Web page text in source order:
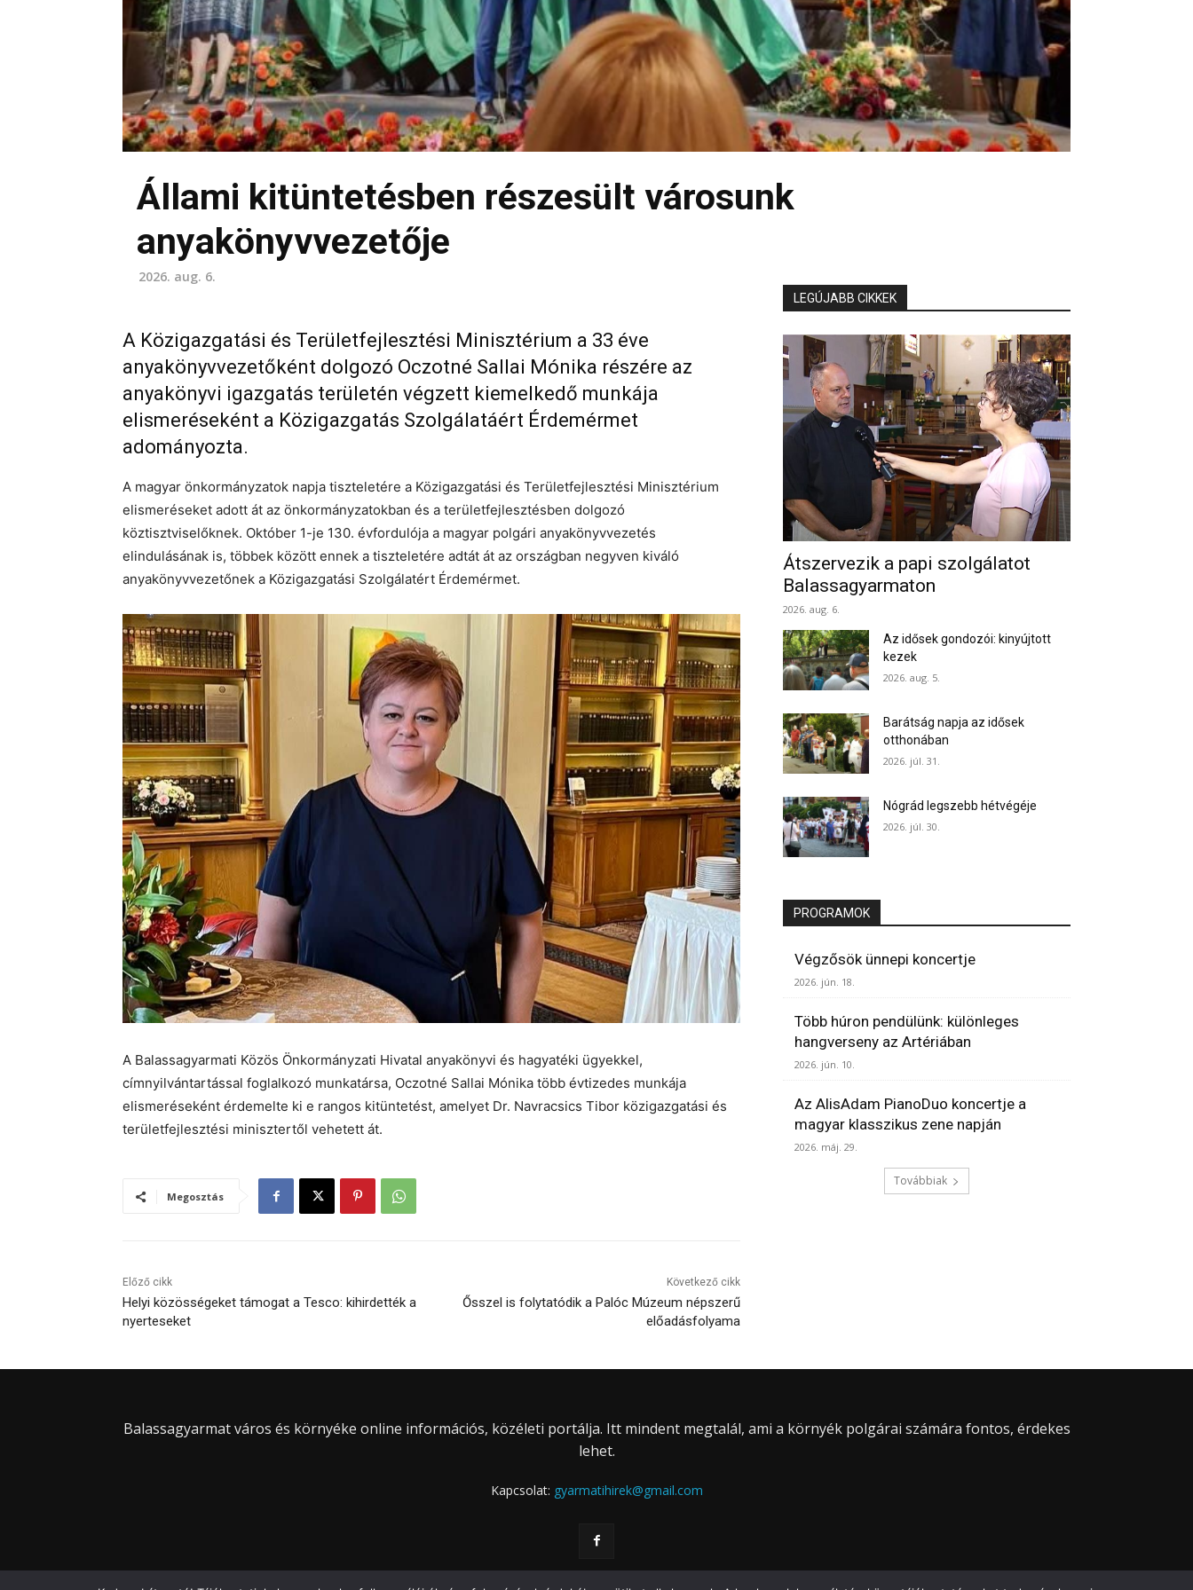
Állami kitüntetésben részesült városunk
anyakönyvvezetője
2026. aug. 6.
A Közigazgatási és Területfejlesztési Minisztérium a 33 éve
anyakönyvvezetőként dolgozó Oczotné Sallai Mónika részére az
anyakönyvi igazgatás területén végzett kiemelkedő munkája
elismeréseként a Közigazgatás Szolgálatáért Érdemérmet
adományozta.
A magyar önkormányzatok napja tiszteletére a Közigazgatási és Területfejlesztési Minisztérium
elismeréseket adott át az önkormányzatokban és a területfejlesztésben dolgozó
köztisztviselőknek. Október 1-je 130. évfordulója a magyar polgári anyakönyvvezetés
elindulásának is, többek között ennek a tiszteletére adtát át az országban negyven kiváló
anyakönyvvezetőnek a Közigazgatási Szolgálatért Érdemérmet.
A Balassagyarmati Közös Önkormányzati Hivatal anyakönyvi és hagyatéki ügyekkel,
címnyilvántartással foglalkozó munkatársa, Oczotné Sallai Mónika több évtizedes munkája
elismeréseként érdemelte ki e rangos kitüntetést, amelyet Dr. Navracsics Tibor közigazgatási és
területfejlesztési minisztertől vehetett át.
Megosztás
Előző cikk
Helyi közösségeket támogat a Tesco: kihirdették a
nyerteseket
Következő cikk
Ősszel is folytatódik a Palóc Múzeum népszerű
előadásfolyama
LEGÚJABB CIKKEK
Átszervezik a papi szolgálatot
Balassagyarmaton
2026. aug. 6.
Az idősek gondozói: kinyújtott
kezek
2026. aug. 5.
Barátság napja az idősek
otthonában
2026. júl. 31.
Nógrád legszebb hétvégéje
2026. júl. 30.
PROGRAMOK
Végzősök ünnepi koncertje
2026. jún. 18.
Több húron pendülünk: különleges
hangverseny az Artériában
2026. jún. 10.
Az AlisAdam PianoDuo koncertje a
magyar klasszikus zene napján
2026. máj. 29.
Továbbiak
Balassagyarmat város és környéke online információs, közéleti portálja. Itt mindent megtalál, ami a környék polgárai számára fontos, érdekes
lehet.
Kapcsolat: gyarmatihirek@gmail.com